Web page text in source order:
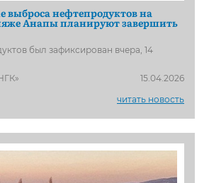
выброса нефтепродуктов на
Анапы планируют завершить
был зафиксирован вчера, 14
15.04.2026
читать новость